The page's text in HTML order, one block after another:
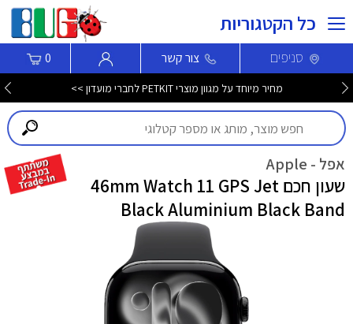
כל הקטגוריות
סניפים צור קשר 0
מחיר מיוחד על מגוון מוצרי PETKIT לחברי מועדון >>
אפל - Apple
שעון חכם 46mm Watch 11 GPS Jet
Black Aluminium Black Band